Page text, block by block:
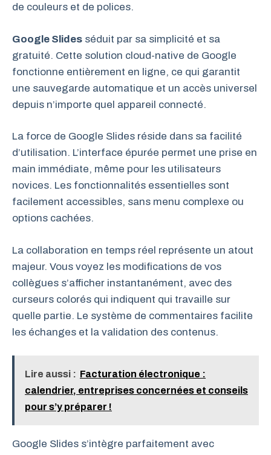
de couleurs et de polices.
Google Slides séduit par sa simplicité et sa
gratuité. Cette solution cloud-native de Google
fonctionne entièrement en ligne, ce qui garantit
une sauvegarde automatique et un accès universel
depuis n’importe quel appareil connecté.
La force de Google Slides réside dans sa facilité
d’utilisation. L’interface épurée permet une prise en
main immédiate, même pour les utilisateurs
novices. Les fonctionnalités essentielles sont
facilement accessibles, sans menu complexe ou
options cachées.
La collaboration en temps réel représente un atout
majeur. Vous voyez les modifications de vos
collègues s’afficher instantanément, avec des
curseurs colorés qui indiquent qui travaille sur
quelle partie. Le système de commentaires facilite
les échanges et la validation des contenus.
Lire aussi : Facturation électronique :
calendrier, entreprises concernées et conseils
pour s’y préparer !
Google Slides s’intègre parfaitement avec